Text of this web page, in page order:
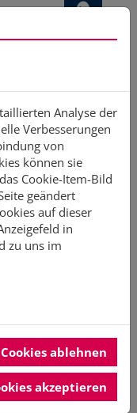
Termine bekannt:
Analyse der
Verbesserungen
von
können sie
Cookie-Item-Bild
geändert
auf dieser
in
zu uns im
ablehnen
akzeptieren